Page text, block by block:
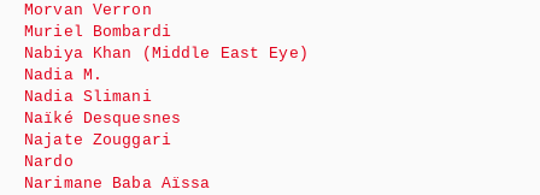
Morvan Verron
Muriel Bombardi
Nabiya Khan (Middle East Eye)
Nadia M.
Nadia Slimani
Naïké Desquesnes
Najate Zouggari
Nardo
Narimane Baba Aïssa